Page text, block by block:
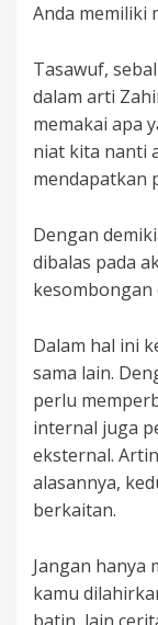
Anda memiliki
Tasawuf,
dalam arti
memakai apa
niat kita nanti
mendapatkan
Dengan
dibalas pada
kesombongan
Dalam hal ini
sama lain.
perlu
internal juga
eksternal.
alasannya,
berkaitan.
Jangan hanya
kamu